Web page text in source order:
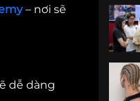
– nơi sẽ
dễ dàng